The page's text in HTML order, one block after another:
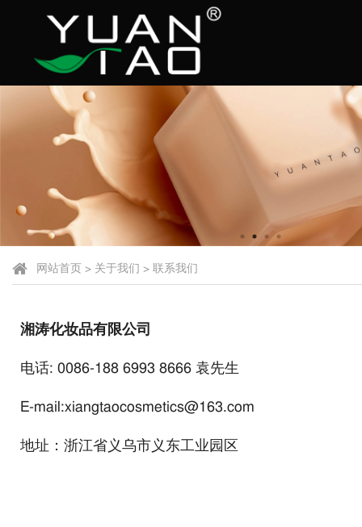
网站首页 > 关于我们 > 联系我们
湘涛化妆品有限公司
电话: 0086-188 6993 8666 袁先生
E-mail:xiangtaocosmetics@163.com
地址：浙江省义乌市义东工业园区